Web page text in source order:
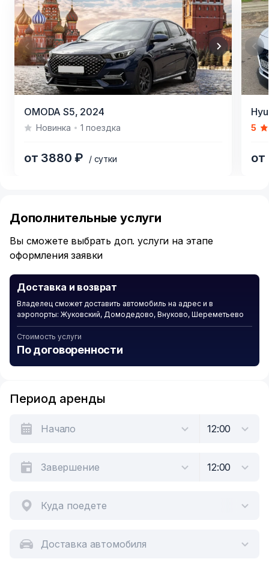
OMODA S5, 2024
Новинка 1 поездка
от 3880 ₽ / сутки
5
of
6
Дополнительные услуги
Вы сможете выбрать доп. услуги на этапе
оформления заявки
Доставка и возврат
Владелец сможет доставить автомобиль на адрес и в
аэропорты: Жуковский, Домодедово, Внуково, Шереметьево
Стоимость услуги
По договоренности
Период аренды
Куда поедете
Доставка автомобиля